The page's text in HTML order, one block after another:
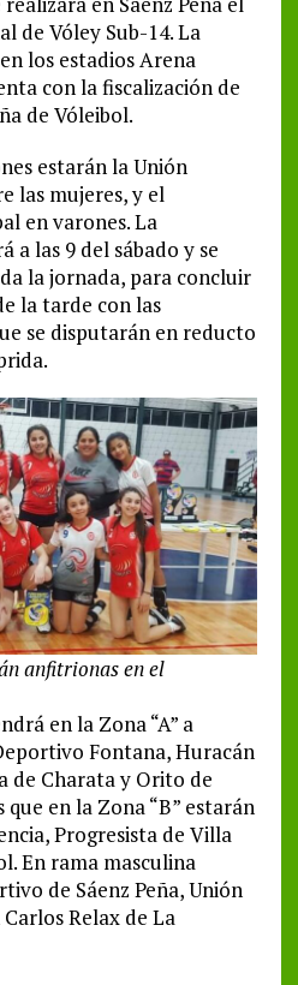
de Vóley Sub-14. La
los estadios Arena
con la fiscalización de
de Vóleibol.
estarán la Unión
las mujeres, y el
en varones. La
a las 9 del sábado y se
la jornada, para concluir
la tarde con las
se disputarán en reducto
anfitrionas en el
en la Zona “A” a
Fontana, Huracán
de Charata y Orito de
en la Zona “B” estarán
Progresista de Villa
En rama masculina
de Sáenz Peña, Unión
Relax de La